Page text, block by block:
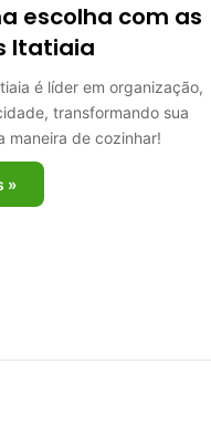
escolha com as
Itatiaia
é líder em organização,
transformando sua
maneira de cozinhar!
»